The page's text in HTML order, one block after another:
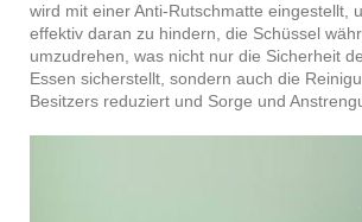
wird mit einer Anti-Rutschmatte eingestellt,
effektiv daran zu hindern, die Schüssel
umzudrehen, was nicht nur die Sicherheit
Essen sicherstellt, sondern auch die
Besitzers reduziert und Sorge und